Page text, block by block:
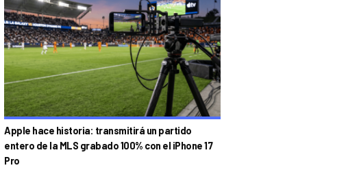
Apple hace historia: transmitirá un partido
entero de la MLS grabado 100% con el iPhone 17
Pro